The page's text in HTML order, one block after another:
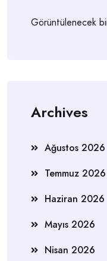
Görüntülenecek
Archives
Ağustos 2026
Temmuz 2026
Haziran 2026
Mayıs 2026
Nisan 2026